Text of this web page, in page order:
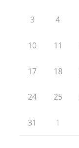
3 4
10 11
17 18
24 25
31 1